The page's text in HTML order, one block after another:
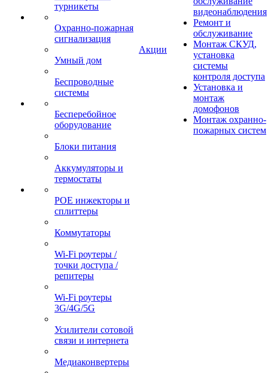
турникеты
Охранно-пожарная
сигнализация
Умный дом
Беспроводные
системы
Бесперебойное
оборудование
Блоки питания
Аккумуляторы и
термостаты
POE инжекторы и
сплиттеры
Коммутаторы
Wi-Fi роутеры /
точки доступа /
репитеры
Wi-Fi роутеры
3G/4G/5G
Усилители сотовой
связи и интернета
Медиаконвертеры
Акции
видеонаблюдения
Ремонт и
обслуживание
Монтаж СКУД,
установка
системы
контроля доступа
Установка и
монтаж
домофонов
Монтаж охранно-
пожарных систем